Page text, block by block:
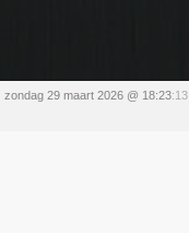
zondag 29 maart 2026 @ 18:23:13